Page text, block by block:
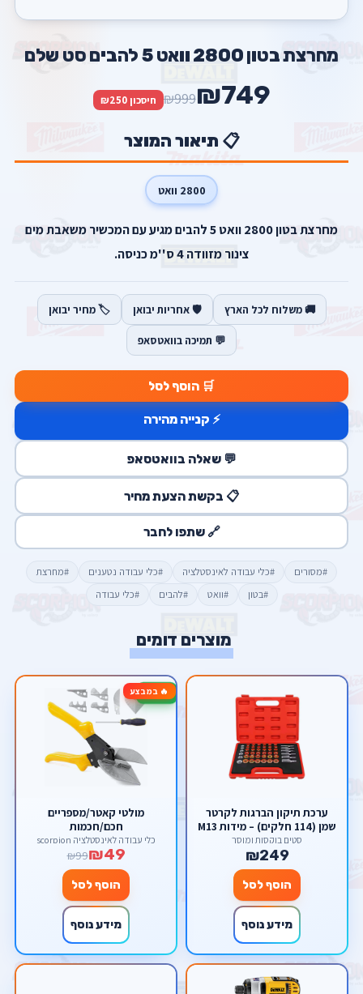
מחרצת בטון 2800 וואט 5 להבים סט שלם
₪749
₪999 חיסכון ₪250
📋 תיאור המוצר
2800 וואט
מחרצת בטון 2800 וואט 5 להבים מגיע עם המכשיר משאבת מים
צינור מזוודה 4 ס''מ כניסה.
🚚 משלוח לכל הארץ 🛡️ אחריות יבואן 🏷️ מחיר יבואן
💬 תמיכה בוואטסאפ
🛒 הוסף לסל
⚡ קנייה מהירה
💬 שאלה בוואטסאפ
📋 בקשת הצעת מחיר
🔗 שתפו לחבר
#מסורים #כלי עבודה לאינסטלציה #כלי עבודה נטענים
#מחרצת
#בטון
#וואט #להבים #כלי עבודה
מוצרים דומים
ערכת תיקון הברגות לקרטר
שמן (114 חלקים) – מידות M13
סטים בוקסות ומוסך
₪249
הוסף לסל
מידע נוסף
🔥 במבצע-51%
מולטי קאטר/מספריים
חכם/חכמות
כלי עבודה לאינסטלציה scorpion
₪49
₪99
הוסף לסל
מידע נוסף